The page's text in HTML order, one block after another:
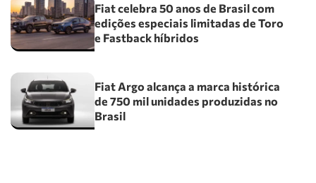
Fiat celebra 50 anos de Brasil com
edições especiais limitadas de Toro
e Fastback híbridos
Fiat Argo alcança a marca histórica
de 750 mil unidades produzidas no
Brasil